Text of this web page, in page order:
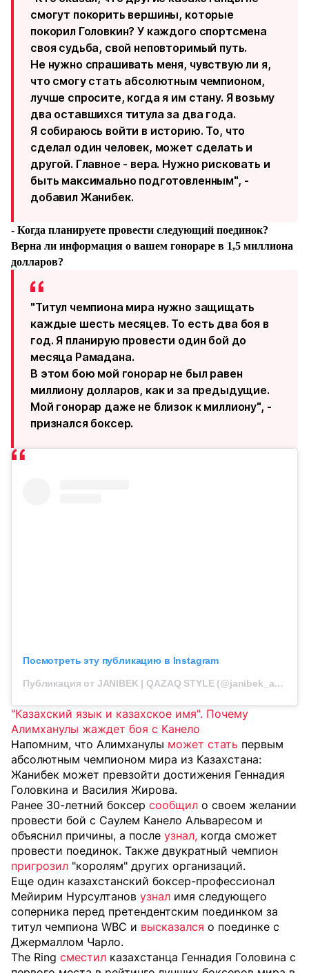
смогут покорить вершины, которые
покорил Головкин? У каждого спортсмена
своя судьба, свой неповторимый путь.
Не нужно спрашивать меня, чувствую ли я,
что смогу стать абсолютным чемпионом,
лучше спросите, когда я им стану. Я возьму
два оставшихся титула за два года.
Я собираюсь войти в историю. То, что
сделал один человек, может сделать и
другой. Главное - вера. Нужно рисковать и
быть максимально подготовленным", -
добавил Жанибек.
- Когда планируете провести следующий поединок?
Верна ли информация о вашем гонораре в 1,5 миллиона
долларов?
"Титул чемпиона мира нужно защищать
каждые шесть месяцев. То есть два боя в
год. Я планирую провести один бой до
месяца Рамадана.
В этом бою мой гонорар не был равен
миллиону долларов, как и за предыдущие.
Мой гонорар даже не близок к миллиону", -
признался боксер.
Посмотреть эту публикацию в Instagram
Публикация от JANIBEK | QAZAQ STYLE (@janibek_alimkhanuly)
"Казахский язык и казахское имя". Почему
Алимханулы жаждет боя с Канело
Напомним, что Алимханулы может стать первым
абсолютным чемпионом мира из Казахстана:
Жанибек может превзойти достижения Геннадия
Головкина и Василия Жирова.
Ранее 30-летний боксер сообщил о своем желании
провести бой с Саулем Канело Альваресом и
объяснил причины, а после узнал, когда сможет
провести поединок. Также двукратный чемпион
пригрозил "королям" других организаций.
Еще один казахстанский боксер-профессионал
Мейирим Нурсултанов узнал имя следующего
соперника перед претендентским поединком за
титул чемпиона WBC и высказался о поединке с
Джермаллом Чарло.
The Ring сместил казахстанца Геннадия Головина с